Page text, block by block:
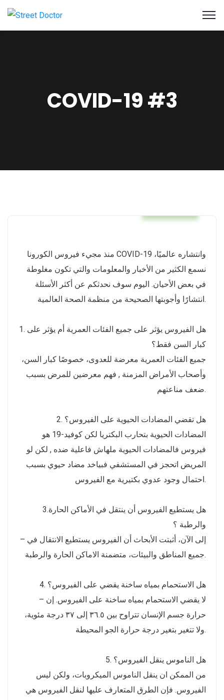
COVID-19 #3
منذ مجيء فيروس الكورونا COVID-19 وانتشاره عالميًا،
نسمع الكثير من الأخبار والمعلومات والتي تكون مغلوطة
في بعض الأحيان. اليوم سوف نحدثكم عن أكثر الأسئلة
انتشارًا وأجوبتها الصحيحة من منظمة الصحة العالمية.
1. هل الفيروس يؤثر على جميع الفئات العمرية أم يؤثر على
كبار السن فقط؟
جميع الفئات العمرية معرضة للعدوى، خصوصًا كبار السن،
وأصحاب الأمراض المزمنة , فهم معرضين للمرض بسبب
ضعف مناعتهم.
2. هل تقضي المضادات الحيوية على الفيروس؟
المضادات الحيوية بتحارب البكتريا لكن كوفيد-19 هو
فيروس فالمضادات الحيوية ملهاش فاعلية ضده , لكن لو
المريض اتحجز في المستشفي فبياخد مضاد حيوي بسبب
احتمال وجود عدوي بكتيرية مع الفيروس.
3.هل يستطيع الفيروس أن ينتقل في الأماكن الحارة
والرطبة ؟
– إلى الآن، أثبتت الأبحاث أن الفيروس يستطيع الانتقال في
جميع المناطق والبيئات، متضمنة الاماكن الحارة والرطبة.
4. هل الاستحمام بمياه ساخنة يقضي على الفيروس؟
– لا يقضي الاستحمام بمياه ساخنة على الفيروس. إن
حرارة جسم الإنسان تتراوح بين ٣٦.٥ إلى ٣٧ درجة مئوية،
ولا تتغير بتغير درجة حرارة الجو المحيطة.
5. هل الناموس ينقل الفيروس؟
من الممكن ان ينقل الناموس الميكروبات، ولكن ليس
الفيروس. فإن الطرق المتعارف عليها لنقل الفيروس هي